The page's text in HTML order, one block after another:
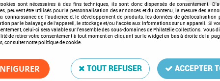
Jeu Luxe Nations Unies
Soyez le premier à donner votre
DA17258
sont nécessaires à des fins techniques, ils sont donc dispensés de consentement.
peuvent être utilisés pour la personnalisation des annonces et du contenu, la mesure des
connaissance de l'audience et le développement de produits, les données de géolocalisation
par le balayage de l'appareil, le stockage et/ou l'accès aux informations sur un appareil. Si
celui-ci sera valable sur l’ensemble des sous-domaines de Philatélie Collections. Vous
de retirer votre consentement à tout moment en cliquant sur le widget en bas à droite de la
consulter notre politique de cookie.
TOUT REFUSER ACCEPTER